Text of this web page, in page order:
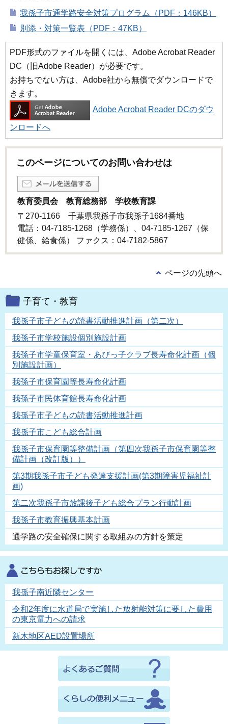
我孫子市通学路安全対策プログラム（PDF：146KB）
別添・対策一覧表（PDF：47KB）
PDF形式のファイルを開くには、Adobe Acrobat Reader
DC（旧Adobe Reader）が必要です。
お持ちでない方は、Adobe社から無償でダウンロードで
きます。
Adobe Acrobat Reader DCのダウ
ンロードへ
このページについてのお問い合わせは
教育委員会 教育総務部 学校教育課
〒270-1166 千葉県我孫子市我孫子1684番地
電話：04-7185-1268（学務係）、04-7185-1267（保
健係、給食係） ファクス：04-7182-5867
ページの先頭へ
子育て・教育
我孫子市子どもの読書活動推進計画（第二次）
我孫子市学校施設個別施設計画
我孫子市学童保育室・あびっ子クラブ長寿命化計画（個
別施設計画）
我孫子市保育園等長寿命化計画
我孫子市民体育館長寿命化計画
我孫子市子どもの読書活動推進計画
我孫子市こども総合計画
我孫子市保育園等整備計画（第四次我孫子市保育園等整
備計画（改訂版））
第3期我孫子市子ども発達支援計画(第3期障害児福祉計
画)
第二次我孫子市放課後子ども総合プラン行動計画
我孫子市教育振興基本計画
通学路の安全確保に関する取組みの方針を策定
我孫子南近隣センター
令和2年度に水道局で実施した放射能対策に要した費用
の東京電力への請求
新木地区AED設置場所